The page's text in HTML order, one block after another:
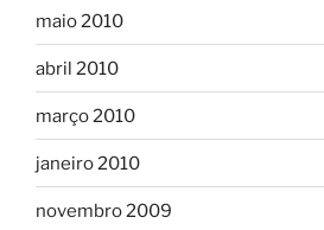
maio 2010
abril 2010
março 2010
janeiro 2010
novembro 2009